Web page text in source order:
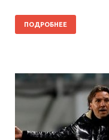
ПОДРОБНЕЕ